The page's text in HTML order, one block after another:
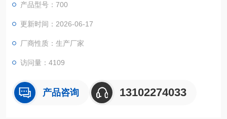
产品型号：700
更新时间：2026-06-17
厂商性质：生产厂家
访问量：4109
产品咨询 13102274033